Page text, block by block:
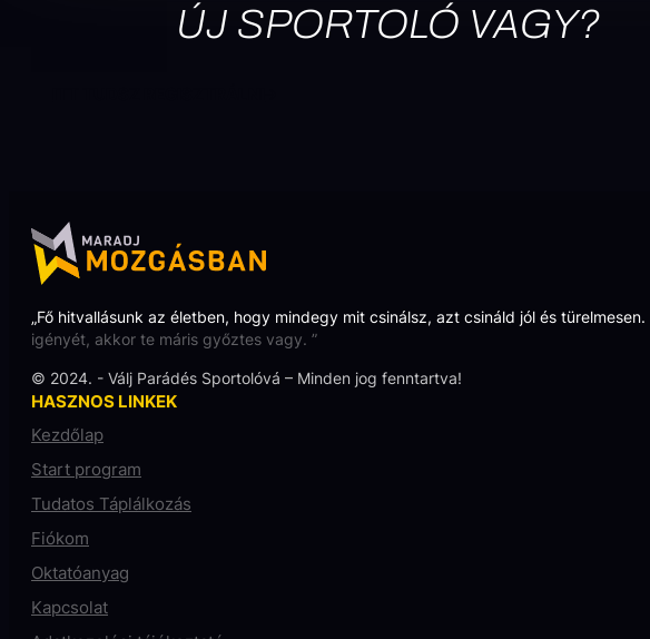
ÚJ SPORTOLÓ VAGY?
„Fő hitvallásunk az életben, hogy mindegy mit csinálsz, azt csináld jól és türelmesen.
igényét, akkor te máris győztes vagy. ”
© 2024. - Válj Parádés Sportolóvá – Minden jog fenntartva!
HASZNOS LINKEK
Kezdőlap
Start program
Tudatos Táplálkozás
Fiókom
Oktatóanyag
Kapcsolat